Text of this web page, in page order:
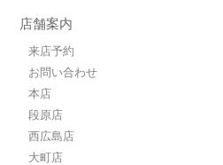
店舗案内
来店予約
お問い合わせ
本店
段原店
西広島店
大町店